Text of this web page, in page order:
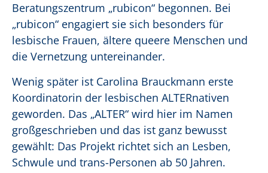
Beratungszentrum „rubicon“ begonnen. Bei
„rubicon“ engagiert sie sich besonders für
lesbische Frauen, ältere queere Menschen und
die Vernetzung untereinander.
Wenig später ist Carolina Brauckmann erste
Koordinatorin der lesbischen ALTERnativen
geworden. Das „ALTER“ wird hier im Namen
großgeschrieben und das ist ganz bewusst
gewählt: Das Projekt richtet sich an Lesben,
Schwule und trans-Personen ab 50 Jahren.